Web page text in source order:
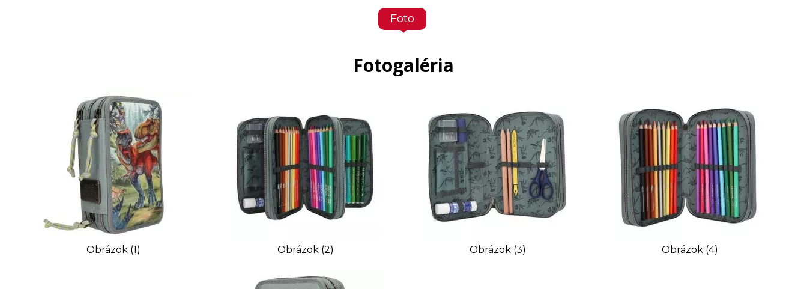
Foto
Fotogaléria
Obrázok (1) Obrázok (2) Obrázok (3) Obrázok (4)